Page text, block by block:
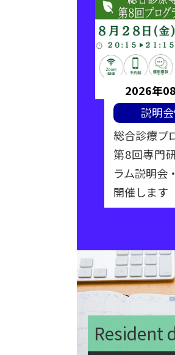
2026年
説明
総合診療プ
第8回専門
ラム説明会
開催します
Resident